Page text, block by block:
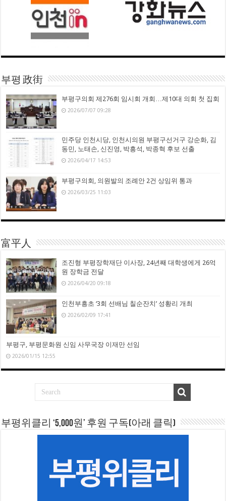
부평 政街
부평구의회 제276회 임시회 개회…제10대 의회 첫 집회
2026/07/07 09:28
민주당 인천시당, 인천시의원 부평구선거구 강순화, 김
동민, 노태손, 신진영, 박흥석, 박종혁 후보 선출
2026/04/17 14:53
부평구의회, 의원발의 조례안 2건 상임위 통과
2026/03/25 11:03
富平人
조진형 부평장학재단 이사장, 24년째 대학생에게 26억
원 장학금 전달
2026/04/20 09:18
인천부흥초 ‘3회 선배님 칠순잔치’ 성황리 개최
2026/02/09 17:41
부평구, 부평문화원 신임 사무국장 이재만 선임
2026/01/15 12:55
부평위클리 ‘5,000원’ 후원 구독(아래 클릭)